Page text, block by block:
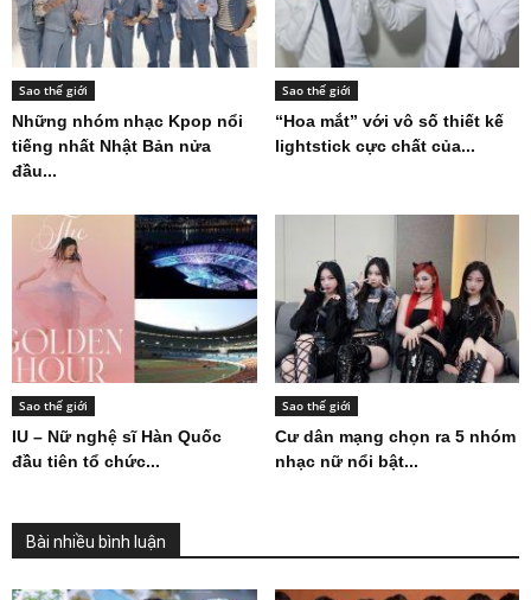
Sao thế giới
Những nhóm nhạc Kpop nổi
tiếng nhất Nhật Bản nửa
đầu...
Sao thế giới
“Hoa mắt” với vô số thiết kế
lightstick cực chất của...
Sao thế giới
IU – Nữ nghệ sĩ Hàn Quốc
đầu tiên tổ chức...
Sao thế giới
Cư dân mạng chọn ra 5 nhóm
nhạc nữ nổi bật...
Bài nhiều bình luận